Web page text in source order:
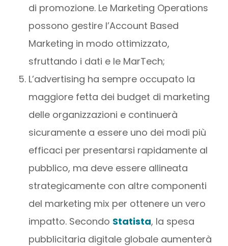
di promozione. Le Marketing Operations
possono gestire l’Account Based
Marketing in modo ottimizzato,
sfruttando i dati e le MarTech;
L’advertising ha sempre occupato la
maggiore fetta dei budget di marketing
delle organizzazioni e continuerà
sicuramente a essere uno dei modi più
efficaci per presentarsi rapidamente al
pubblico, ma deve essere allineata
strategicamente con altre componenti
del marketing mix per ottenere un vero
impatto. Secondo Statista, la spesa
pubblicitaria digitale globale aumenterà